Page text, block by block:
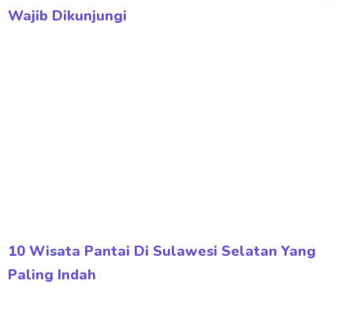
Wajib Dikunjungi
10 Wisata Pantai Di Sulawesi Selatan Yang
Paling Indah